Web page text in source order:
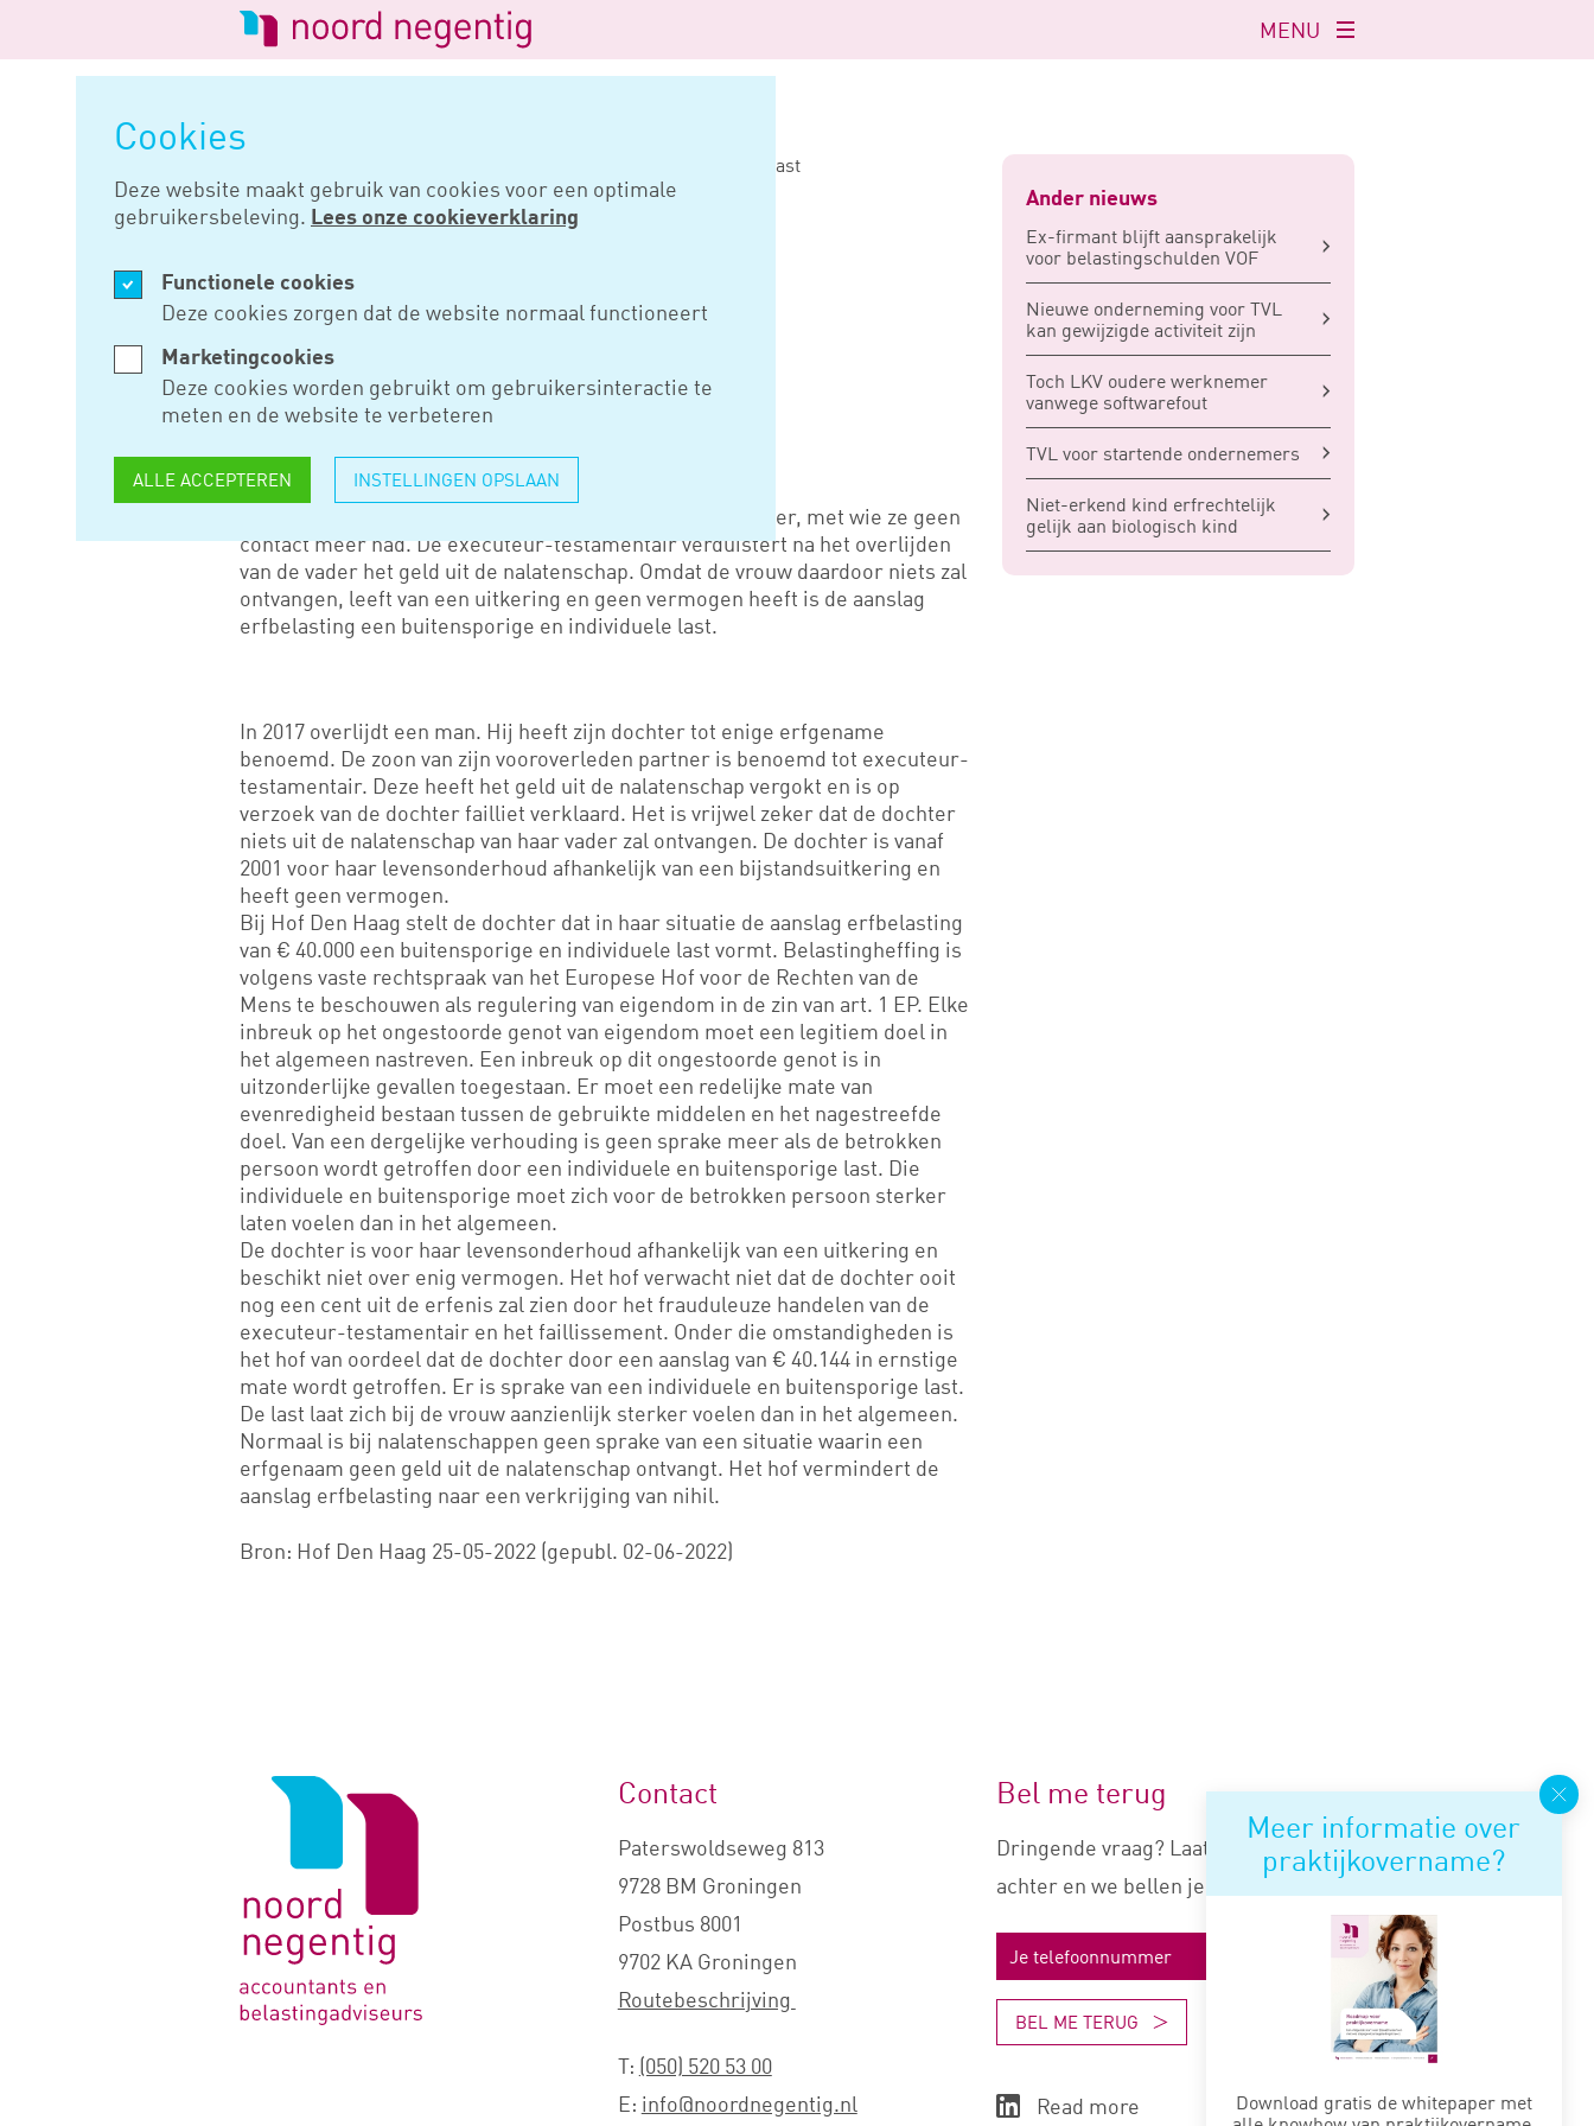
Cookies
Deze website maakt gebruik van cookies voor een optimale
gebruikersbeleving. Lees onze cookieverklaring
Functionele cookies
Deze cookies zorgen dat de website normaal functioneert
Marketingcookies
Deze cookies worden gebruikt om gebruikersinteractie te
meten en de website te verbeteren
ALLE ACCEPTEREN INSTELLINGEN OPSLAAN
Logo
van
Noord
Negentig
Navigatie
openen
MENU
Erfbelasting is buitensporige en individuele last
JUN 09, 2022
ERFBELASTING IS
BUITENSPORIGE EN
INDIVIDUELE LAST
Een vrouw is tot enig erfgename benoemd door haar vader, met wie ze geen
contact meer had. De executeur-testamentair verduistert na het overlijden
van de vader het geld uit de nalatenschap. Omdat de vrouw daardoor niets zal
ontvangen, leeft van een uitkering en geen vermogen heeft is de aanslag
erfbelasting een buitensporige en individuele last.
In 2017 overlijdt een man. Hij heeft zijn dochter tot enige erfgename
benoemd. De zoon van zijn vooroverleden partner is benoemd tot executeur-
testamentair. Deze heeft het geld uit de nalatenschap vergokt en is op
verzoek van de dochter failliet verklaard. Het is vrijwel zeker dat de dochter
niets uit de nalatenschap van haar vader zal ontvangen. De dochter is vanaf
2001 voor haar levensonderhoud afhankelijk van een bijstandsuitkering en
heeft geen vermogen.
Bij Hof Den Haag stelt de dochter dat in haar situatie de aanslag erfbelasting
van € 40.000 een buitensporige en individuele last vormt. Belastingheffing is
volgens vaste rechtspraak van het Europese Hof voor de Rechten van de
Mens te beschouwen als regulering van eigendom in de zin van art. 1 EP. Elke
inbreuk op het ongestoorde genot van eigendom moet een legitiem doel in
het algemeen nastreven. Een inbreuk op dit ongestoorde genot is in
uitzonderlijke gevallen toegestaan. Er moet een redelijke mate van
evenredigheid bestaan tussen de gebruikte middelen en het nagestreefde
doel. Van een dergelijke verhouding is geen sprake meer als de betrokken
persoon wordt getroffen door een individuele en buitensporige last. Die
individuele en buitensporige moet zich voor de betrokken persoon sterker
laten voelen dan in het algemeen.
De dochter is voor haar levensonderhoud afhankelijk van een uitkering en
beschikt niet over enig vermogen. Het hof verwacht niet dat de dochter ooit
nog een cent uit de erfenis zal zien door het frauduleuze handelen van de
executeur-testamentair en het faillissement. Onder die omstandigheden is
het hof van oordeel dat de dochter door een aanslag van € 40.144 in ernstige
mate wordt getroffen. Er is sprake van een individuele en buitensporige last.
De last laat zich bij de vrouw aanzienlijk sterker voelen dan in het algemeen.
Normaal is bij nalatenschappen geen sprake van een situatie waarin een
erfgenaam geen geld uit de nalatenschap ontvangt. Het hof vermindert de
aanslag erfbelasting naar een verkrijging van nihil.
Bron: Hof Den Haag 25-05-2022 (gepubl. 02-06-2022)
Ander nieuws
Ex-firmant blijft aansprakelijk
voor belastingschulden VOF
Nieuwe onderneming voor TVL
kan gewijzigde activiteit zijn
Toch LKV oudere werknemer
vanwege softwarefout
TVL voor startende ondernemers
Niet-erkend kind erfrechtelijk
gelijk aan biologisch kind
Meer informatie over
praktijkovername?
Download gratis de whitepaper met
Logo
Contact
Paterswoldseweg 813
9728 BM Groningen
Postbus 8001
9702 KA Groningen
Routebeschrijving
T: (050) 520 53 00
E: info@noordnegentig.nl
Bel me terug
Dringende vraag? Laat je nummer
achter en we bellen je snel terug.
BEL ME TERUG
Read more